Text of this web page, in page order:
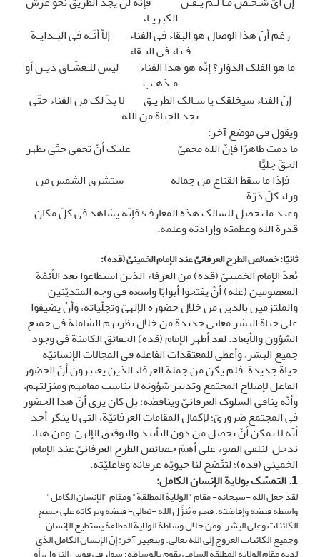
الکبریـاء
رغم أنّ هذا الوصال هو البقاء فی الفناء إلاّ أنّـه فی البـدایـة
فـناء فی البـقاء
ما هو الفلک الدوّار؟ إنّه هو هذا الفناء لیس للـعشّـاق دیـن أو
مـذهـب
إنّ الفناء سیخلقک یا سـالک الطریـق لا بدّ لک من الفناء حتّى
تجد الحیاة من الله
ویقول فی موضع آخر:
ما دمت ظاهرًا فإنّ الله مخفیّ علیک أنْ تخفى حتّى یظهر
الحقّ جلیًّا
فإذا ما سقط القناع من جماله ستشرق الشمس من
وراء کلّ ذرّة
وعند ما تحصل للسالک هذه المعارف؛ فإنّه یشاهد فی کلّ مکان
قدرة الله وعظمته وإرادته وعلمه.
ثانیًا: خصائص الطرح العرفانیّ عند الإمام الخمینیّ (قده):
یُعدّ الإمام الخمینیّ (قده) من العرفاء الذین استطاعوا بعد الأئمّة
المعصومین (عله) أنْ یفتحوا أبوابًا واسعة فی وجه المتدیّنین
والملتزمین بالدین من خلال حضوره الإلهیّ وتجلّیاته، وأنْ یضیفوا
على حیاة البشر معانی جدیدة من خلال نظرتهم الشاملة فی جمیع
الشؤون والأبعاد. لقد أظهر الإمام (قده) الحقائق الکامنة فی وجود
جمیع البشر، وأعطى للمعتقدات الفاعلة فی المجالات الإنسانیّة
حیاة جدیدة. فلم یکن من جملة العرفاء الذین یعتبرون أنّ الحضور
الفاعل لإصلاح المجتمع وتدبیر شؤونه لا یناسب مقامهم ومنزلتهم،
وأنّه ینافی السلوک العرفانیّ ویناقضه؛ بل کان یرى أنّ هذا الحضور
فی المجتمع ضروریّ؛ لإکمال المقامات العرفانیّة، التی لا ینکر أحد
أنّه لا یمکن أنْ تحصل من دون التأیید والتوفیق الإلهیّ. ومن هنا،
ندخل لنلقی الضوء على أهمّ خصائص الطرح العرفانیّ عند الإمام
الخمینی (قده)؛ لتتّضح لنا حیویّة عرفانه وفاعلیّته.
1. التمسّک بولایة الإنسان الکامل :
لقد جعل الله -سبحانه- مقام "الولایة المطلقة" ومقام "الإنسان الکامل"
واسطة فیضه وإفاضته. فعبره یُنزِّل الله -تعالى- فیضه وبرکاته على جمیع
الکائنات وعلى البشر. ومن خلال وساطة الولایة المطلقة یستطیع الإنسان
وجمیع الکائنات العروج إلى الله تعالى. وبتعبیر آخر: إنّ الإنسان الکامل الذی